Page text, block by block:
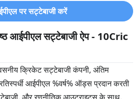
पर सट्टेबाजी करें
आईपीएल सट्टेबाजी ऐप - 10Cric
क्रिकेट सट्टेबाजी कंपनी, अंतिम
आईपीएल %वर्ष% ऑड्स प्रदान करती